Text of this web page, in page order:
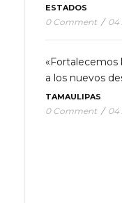
ESTADOS
0 Comment / 04
«Fortalecemos
a los nuevos
TAMAULIPAS
0 Comment / 04